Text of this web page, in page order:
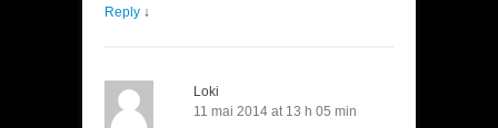
Reply ↓
Loki
11 mai 2014 at 13 h 05 min